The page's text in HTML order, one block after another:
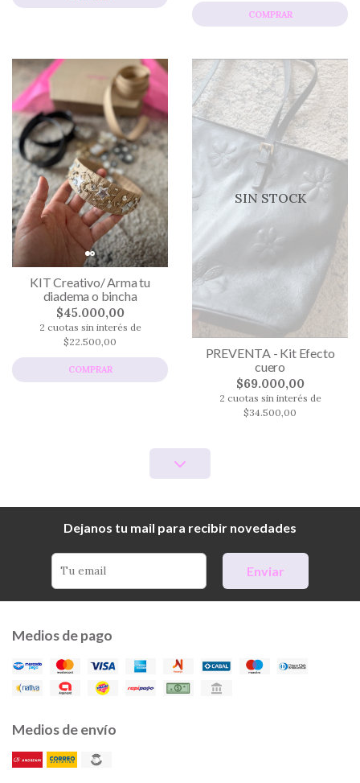
COMPRAR
KIT Creativo/ Arma tu
diadema o bincha
$45.000,00
2 cuotas sin interés de
$22.500,00
COMPRAR
SIN STOCK
PREVENTA - Kit Efecto
cuero
$69.000,00
2 cuotas sin interés de
$34.500,00
Dejanos tu mail para recibir novedades
Enviar
Medios de pago
Medios de envío